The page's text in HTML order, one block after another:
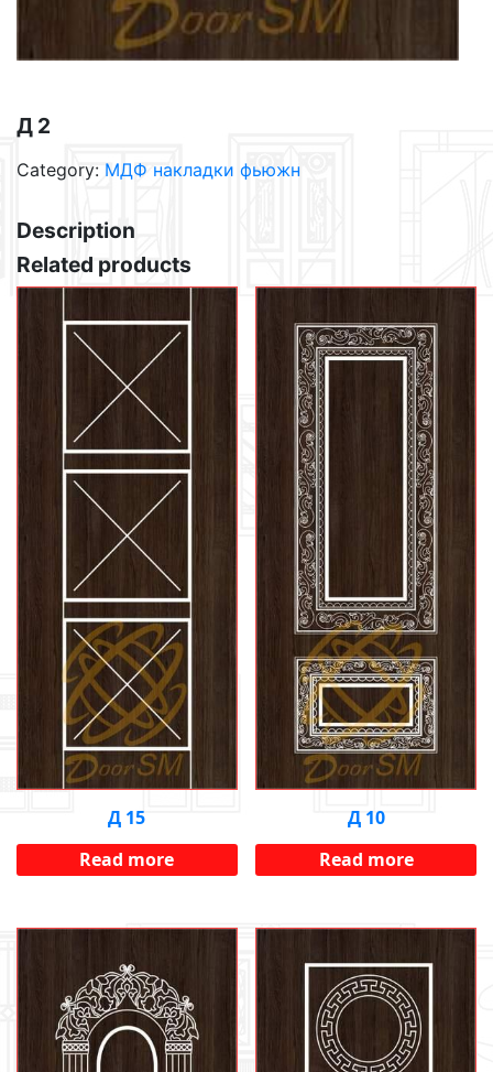
Д 2
Category: МДФ накладки фьюжн
Description
Related products
Д 15
Read more
Д 10
Read more